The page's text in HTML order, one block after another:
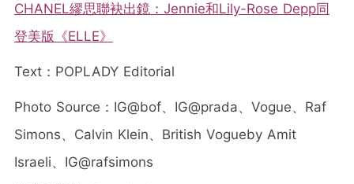
CHANEL繆思聯袂出鏡：Jennie和Lily-Rose Depp同
登美版《ELLE》
Text：POPLADY Editorial
Photo Source：IG@bof、IG@prada、Vogue、Raf
Simons、Calvin Klein、British Vogueby Amit
Israeli、IG@rafsimons